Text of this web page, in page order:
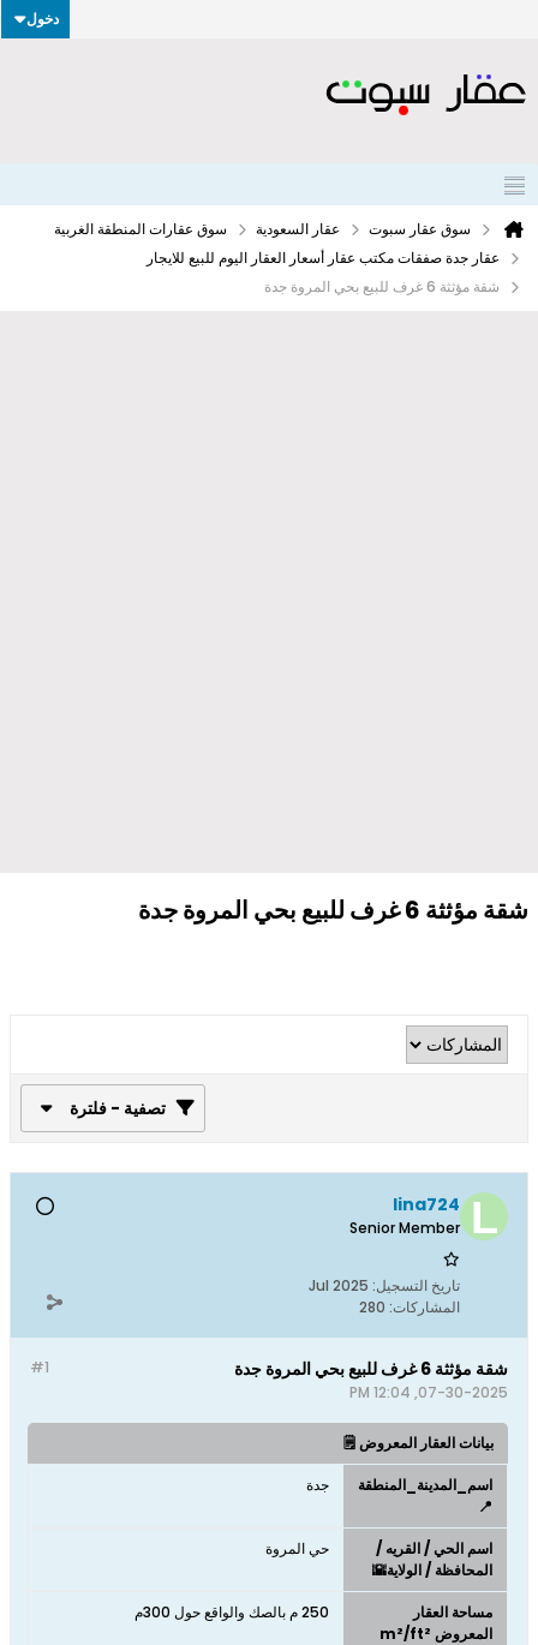
دخول
سوق عقار سبوت عقار السعودية
سوق عقارات المنطقة الغربية
عقار جدة صفقات مكتب عقار أسعار العقار اليوم للبيع للايجار
شقة مؤثثة 6 غرف للبيع بحي المروة جدة
شقة مؤثثة 6 غرف للبيع بحي المروة جدة
تصفية - فلترة
lina724
Senior Member
تاريخ التسجيل: Jul 2025
المشاركات: 280
#1 شقة مؤثثة 6 غرف للبيع بحي المروة جدة
07-30-2025, 12:04 PM
بيانات العقار المعروض 🗒️
اسم_المدينة_المنطقة
📍
جدة
اسم الحي / القريه /
المحافظة / الولاية🌇
حي المروة
مساحة العقار
المعروض m²/ft²
250 م بالصك والواقع حول 300م